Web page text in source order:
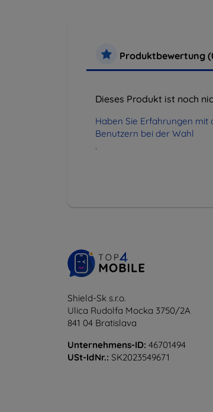
Produktbewertung
Dieses Produkt ist noch
Haben Sie Erfahrungen mit
Benutzern bei der Wahl
.
Shield-Sk s.r.o.
Ulica Rudolfa Mocka 3750/2A
841 04 Bratislava
Unternehmens-ID: 46701494
USt-IdNr.: SK2023549671